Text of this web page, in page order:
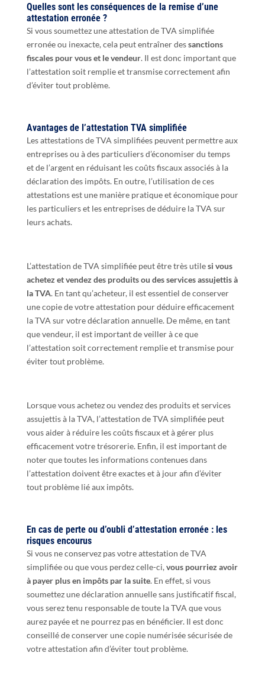
Quelles sont les conséquences de la remise d’une
attestation erronée ?
Si vous soumettez une attestation de TVA simplifiée
erronée ou inexacte, cela peut entraîner dessanctions
fiscales pour vous et le vendeur. Il est donc important que
l’attestation soit remplie et transmise correctement afin
d’éviter tout problème.
Avantages de l’attestation TVA simplifiée
Les attestations de TVA simplifiées peuvent permettre aux
entreprises ou à des particuliers d’économiser du temps
et de l’argent en réduisant les coûts fiscaux associés à la
déclaration des impôts. En outre, l’utilisation de ces
attestations est une manière pratique et économique pour
les particuliers et les entreprises de déduire la TVA sur
leurs achats.
L’attestation de TVA simplifiée peut être très utilesi vous
achetez et vendez des produits ou des services assujettis à
la TVA. En tant qu’acheteur, il est essentiel de conserver
une copie de votre attestation pour déduire efficacement
la TVA sur votre déclaration annuelle. De même, en tant
que vendeur, il est important de veiller à ce que
l’attestation soit correctement remplie et transmise pour
éviter tout problème.
Lorsque vous achetez ou vendez des produits et services
assujettis à la TVA, l’attestation de TVA simplifiée peut
vous aider à réduire les coûts fiscaux et à gérer plus
efficacement votre trésorerie. Enfin, il est important de
noter que toutes les informations contenues dans
l’attestation doivent être exactes et à jour afin d’éviter
tout problème lié aux impôts.
En cas de perte ou d’oubli d’attestation erronée : les
risques encourus
Si vous ne conservez pas votre attestation de TVA
simplifiée ou que vous perdez celle-ci,vous pourriez avoir
à payer plus en impôts par la suite. En effet, si vous
soumettez une déclaration annuelle sans justificatif fiscal,
vous serez tenu responsable de toute la TVA que vous
aurez payée et ne pourrez pas en bénéficier. Il est donc
conseillé de conserver une copie numérisée sécurisée de
votre attestation afin d’éviter tout problème.